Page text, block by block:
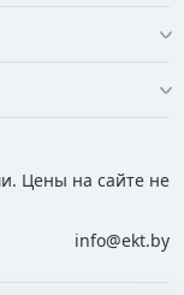
Цены на сайте не
info@ekt.by